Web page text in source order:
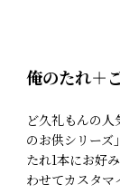
俺のたれ＋
ど久礼もんの
のお供シリーズ
たれ1本にお好
わせてカスタマ